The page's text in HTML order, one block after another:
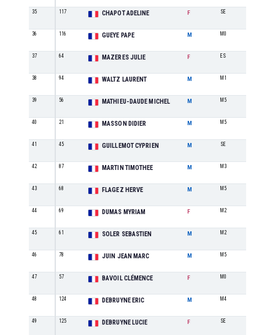
35 117 CHAPOT ADELINE F SE
36 116 GUEYE PAPE M M0
37 64 MAZERES JULIE F ES
38 94 WALTZ LAURENT M M1
39 56 MATHIEU-DAUDE MICHEL M M5
40 21 MASSON DIDIER M M5
41 45 GUILLEMOT CYPRIEN M SE
42 87 MARTIN TIMOTHEE M M3
43 68 FLAGEZ HERVE M M5
44 69 DUMAS MYRIAM F M2
45 61 SOLER SEBASTIEN M M2
46 78 JUIN JEAN MARC M M5
47 57 BAVOIL CLÉMENCE F M0
48 124 DEBRUYNE ERIC M M4
49 125 DEBRUYNE LUCIE F SE